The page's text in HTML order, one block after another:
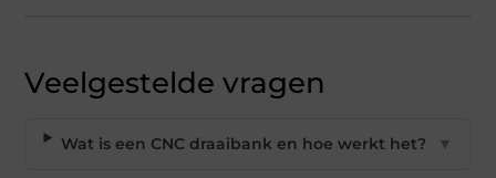
Veelgestelde vragen
Wat is een CNC draaibank en hoe werkt het? ▼